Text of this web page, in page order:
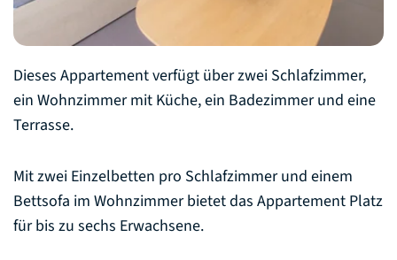
Dieses Appartement verfügt über zwei Schlafzimmer,
ein Wohnzimmer mit Küche, ein Badezimmer und eine
Terrasse.
Mit zwei Einzelbetten pro Schlafzimmer und einem
Bettsofa im Wohnzimmer bietet das Appartement Platz
für bis zu sechs Erwachsene.